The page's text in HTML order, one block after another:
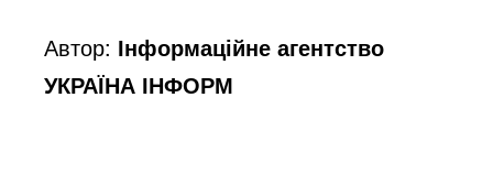
Автор: Інформаційне агентство
УКРАЇНА ІНФОРМ